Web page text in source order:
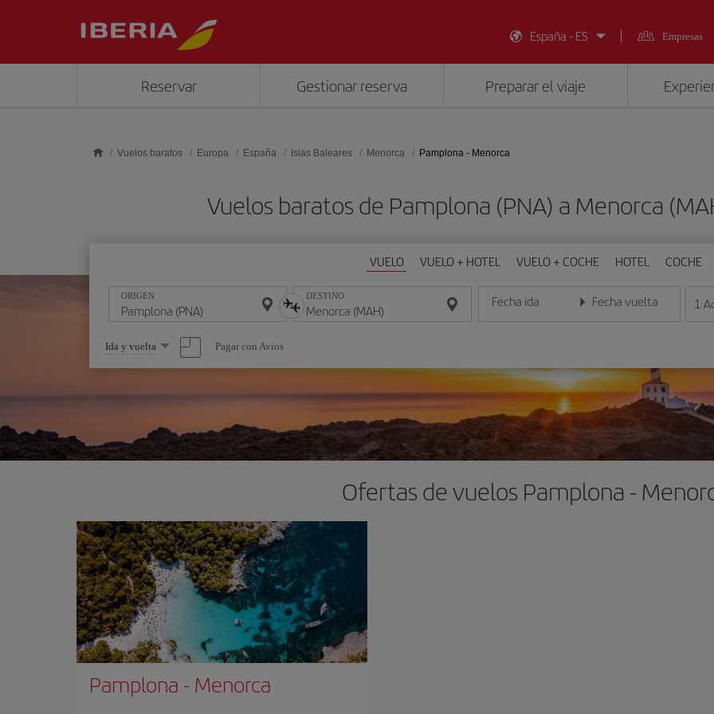
España - ES
Empresas
Reservar Gestionar reserva Preparar el viaje
Vuelos baratos Europa España Islas Baleares Menorca Pamplona - Menorca
Vuelos baratos de Pamplona (PNA) a Menorca
VUELO VUELO + HOTEL VUELO + COCHE HOTEL COCHE
ORIGEN DESTINO Fecha ida
Introduce la fecha en formato día/mes/año
Fecha vuelta
Introduce la fecha en 1
Seleccione
una
opción
Ida y vuelta Pagar con Avios
Ofertas de vuelos Pamplona -
Pamplona - Menorca